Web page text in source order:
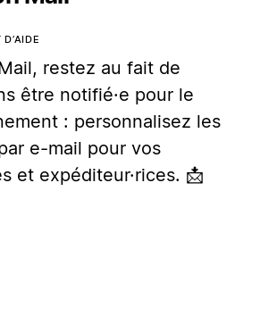
restez au fait de
être notifié·e pour le
: personnalisez les
e-mail pour vos
et expéditeur·rices. 📩